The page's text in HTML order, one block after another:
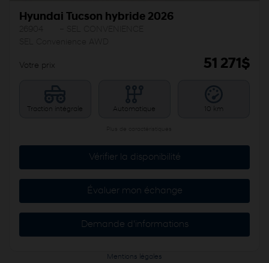
Hyundai Tucson hybride 2026
Votre prix 51 271$
Traction intégrale Automatique 10 km
Vérifier la disponibilité
Évaluer mon échange
Demande d'informations
Mentions légales